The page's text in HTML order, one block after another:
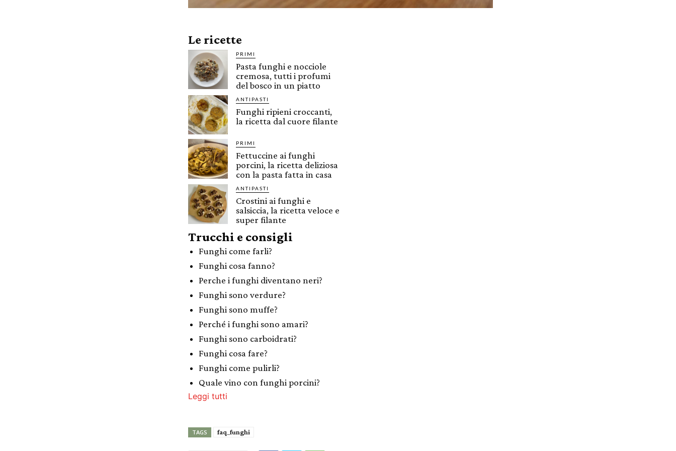
Le ricette
PRIMI
Pasta funghi e nocciole
cremosa, tutti i profumi
del bosco in un piatto
ANTIPASTI
Funghi ripieni croccanti,
la ricetta dal cuore filante
PRIMI
Fettuccine ai funghi
porcini, la ricetta deliziosa
con la pasta fatta in casa
ANTIPASTI
Crostini ai funghi e
salsiccia, la ricetta veloce e
super filante
Trucchi e consigli
Funghi come farli?
Funghi cosa fanno?
Perche i funghi diventano neri?
Funghi sono verdure?
Funghi sono muffe?
Perché i funghi sono amari?
Funghi sono carboidrati?
Funghi cosa fare?
Funghi come pulirli?
Quale vino con funghi porcini?
Leggi tutti
TAGS faq_funghi